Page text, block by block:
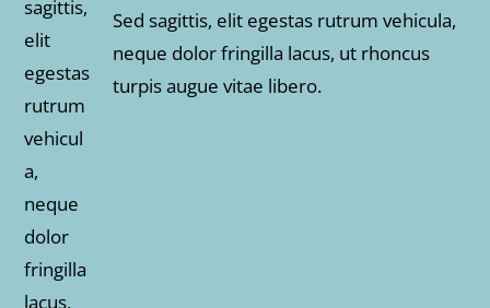
Sed sagittis, elit egestas rutrum vehicula,
neque dolor fringilla lacus, ut rhoncus
turpis augue vitae libero.